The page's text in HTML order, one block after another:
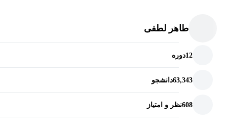
طاهر لطفی
12دوره
63,343دانشجو
608نظر و امتیاز